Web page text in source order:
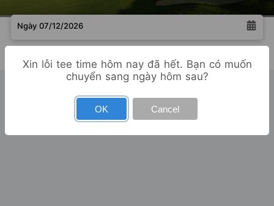
Ngày 07/12/2026
Xin lỗi tee time hôm nay đã hết. Bạn có muốn
chuyển sang ngày hôm sau?
OK Cancel